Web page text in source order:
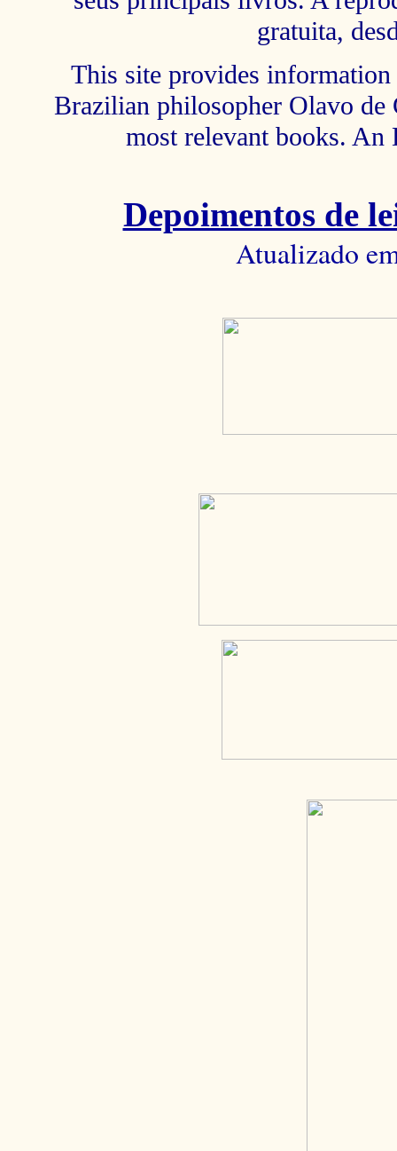
gratuita,
This site provides
Brazilian philosopher Olavo de
most relevant books.
Depoimentos de
Atualizado